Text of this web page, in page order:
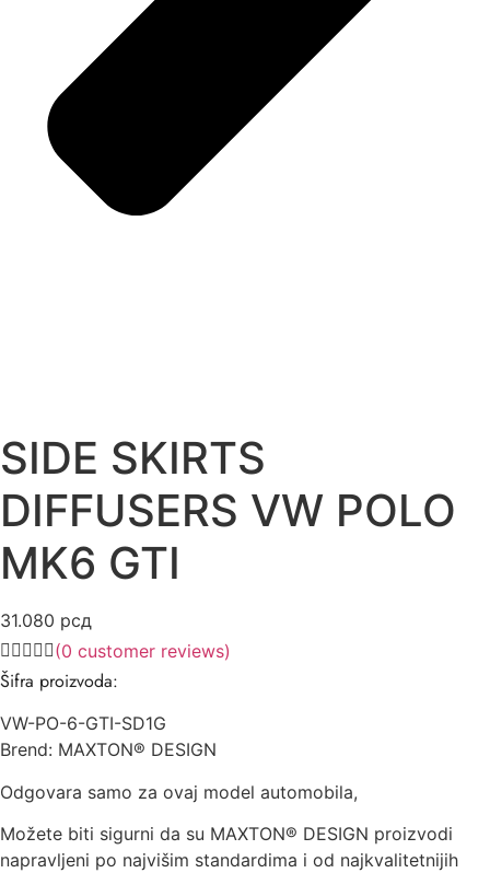
SIDE SKIRTS
DIFFUSERS VW POLO
MK6 GTI
31.080 рсд
(0 customer reviews)
Šifra proizvoda:
VW-PO-6-GTI-SD1G
Brend: MAXTON® DESIGN
Odgovara samo za ovaj model automobila,
Možete biti sigurni da su MAXTON® DESIGN proizvodi
napravljeni po najvišim standardima i od najkvalitetnijih